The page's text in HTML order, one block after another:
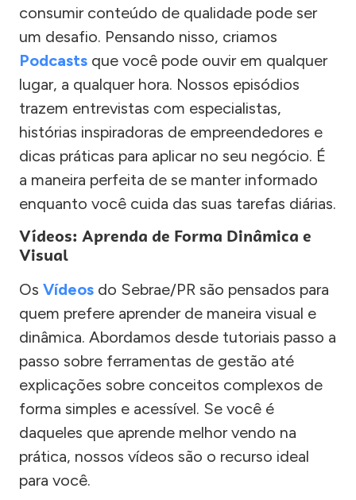
consumir conteúdo de qualidade pode ser
um desafio. Pensando nisso, criamos
Podcasts que você pode ouvir em qualquer
lugar, a qualquer hora. Nossos episódios
trazem entrevistas com especialistas,
histórias inspiradoras de empreendedores e
dicas práticas para aplicar no seu negócio. É
a maneira perfeita de se manter informado
enquanto você cuida das suas tarefas diárias.
Vídeos: Aprenda de Forma Dinâmica e
Visual
Os Vídeos do Sebrae/PR são pensados para
quem prefere aprender de maneira visual e
dinâmica. Abordamos desde tutoriais passo a
passo sobre ferramentas de gestão até
explicações sobre conceitos complexos de
forma simples e acessível. Se você é
daqueles que aprende melhor vendo na
prática, nossos vídeos são o recurso ideal
para você.